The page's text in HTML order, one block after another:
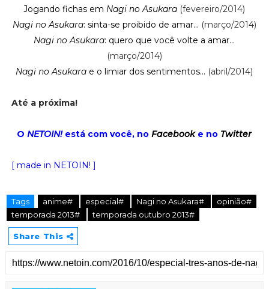
Jogando fichas em Nagi no Asukara (fevereiro/2014)
Nagi no Asukara: sinta-se proibido de amar... (março/2014)
Nagi no Asukara: quero que você volte a amar...
(março/2014)
Nagi no Asukara e o limiar dos sentimentos... (abril/2014)
Até a próxima!
ONETOIN!está com você, noFacebooke no Twitter
[ made in NETOIN! ]
Tags anime# especial# Nagi no Asukara#
opinião#
temporada 2013#
temporada outubro 2013#
Share This